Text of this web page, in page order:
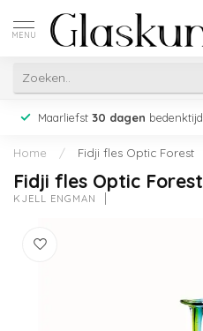
MENU
Maarliefst 30 dagen bedenktijd
Home / Fidji fles Optic Forest
Fidji fles Optic Forest
KJELL ENGMAN